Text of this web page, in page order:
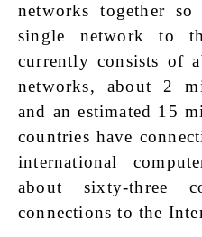
networks together
single network to
currently consists of
networks, about 2
and an estimated 15
countries have
international
about sixty-three
connections to the